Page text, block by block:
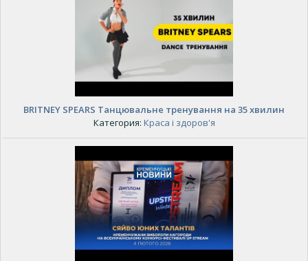
BRITNEY SPEARS Танцювальне тренування на 35 хвилин
Категория: Краса і здоров'я